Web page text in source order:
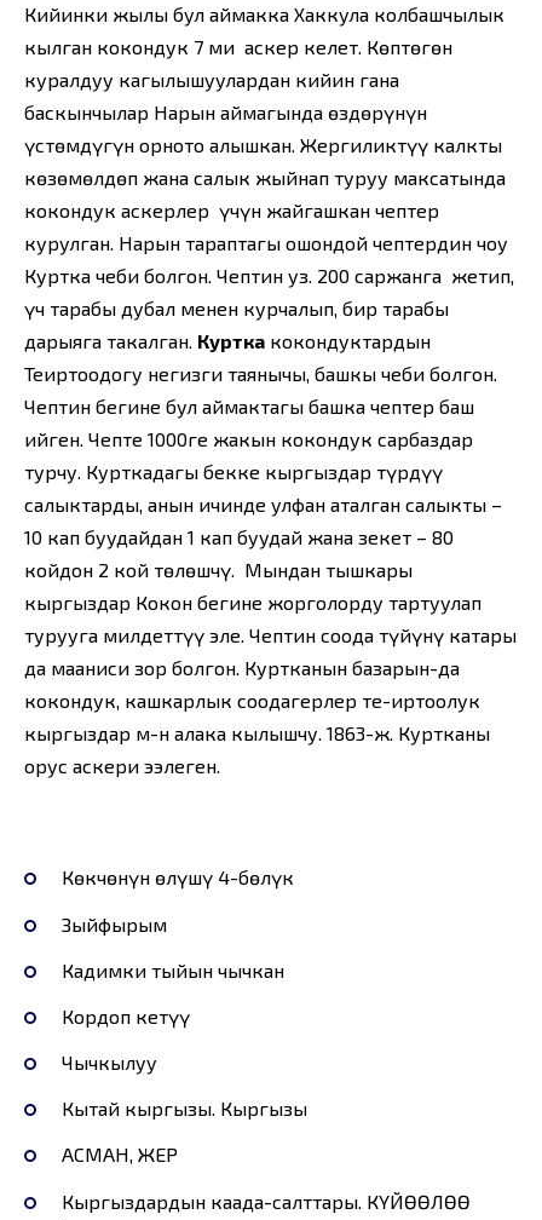
Кийинки жылы бул аймакка Хаккула колбашчылык
кылган кокондук 7 миң аскер келет. Көптөгөн
куралдуу кагылышуулардан кийин гана
баскынчылар Нарын аймагында өздөрүнүн
үстөмдүгүн орното алышкан. Жергиликтүү калкты
көзөмөлдөп жана салык жыйнап туруу максатында
кокондук аскерлер үчүн жайгашкан чептер
курулган. Нарын тараптагы ошондой чептердин чоңу
Куртка чеби болгон. Чептин уз. 200 саржанга жетип,
үч тарабы дубал менен курчалып, бир тарабы
дарыяга такалган. Куртка кокондуктардын
Теңиртоодогу негизги таянычы, башкы чеби болгон.
Чептин бегине бул аймактагы башка чептер баш
ийген. Чепте 1000ге жакын кокондук сарбаздар
турчу. Курткадагы бекке кыргыздар түрдүү
салыктарды, анын ичинде улфан аталган салыкты –
10 кап буудайдан 1 кап буудай жана зекет – 80
койдон 2 кой төлөшчү. Мындан тышкары
кыргыздар Кокон бегине жорголорду тартуулап
турууга милдеттүү эле. Чептин соода түйүнү катары
да мааниси зор болгон. Куртканын базарын-да
кокондук, кашкарлык соодагерлер те-ңиртоолук
кыргыздар м-н алака кылышчу. 1863-ж. Куртканы
орус аскери ээлеген.
Көкчөнүн өлүшү 4-бөлүк
Зыйфырым
Кадимки тыйын чычкан
Кордоп кетүү
Чычкылуу
Кытай кыргызы. Кыргызы
АСМАН, ЖЕР
Кыргыздардын каада-салттары. КҮЙӨӨЛӨӨ